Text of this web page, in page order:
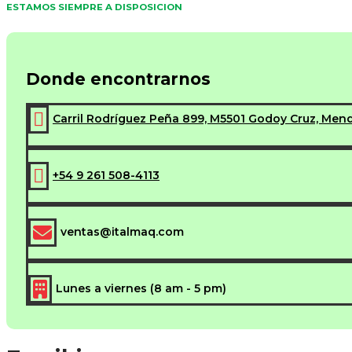
ESTAMOS SIEMPRE A DISPOSICION
Donde encontrarnos
 Carril Rodríguez Peña 899, M5501 Godoy Cruz,
 +54 9 261 508-4113
 ventas@italmaq.com
 Lunes a viernes (8 am - 5 pm)